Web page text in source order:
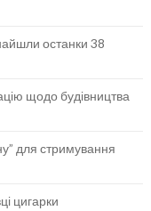
останки 38
щодо будівництва
для стримування
цигарки